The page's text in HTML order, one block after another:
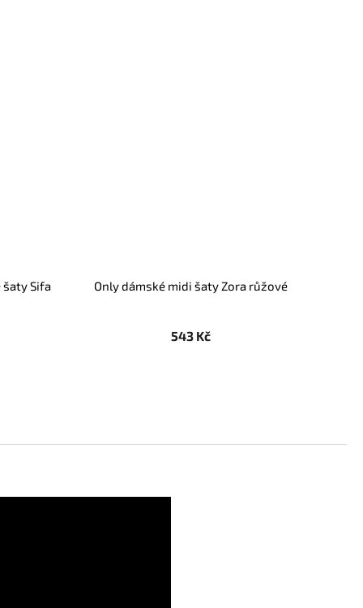
šaty Sifa Only dámské midi šaty Zora růžové
543 Kč